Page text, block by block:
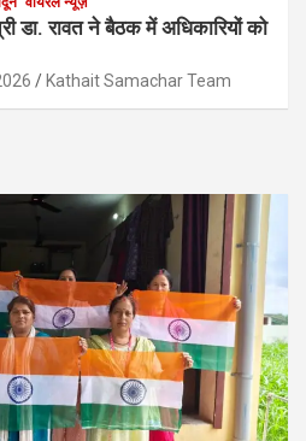
डा. रावत ने बैठक में अधिकारियों को
Kathait Samachar Team